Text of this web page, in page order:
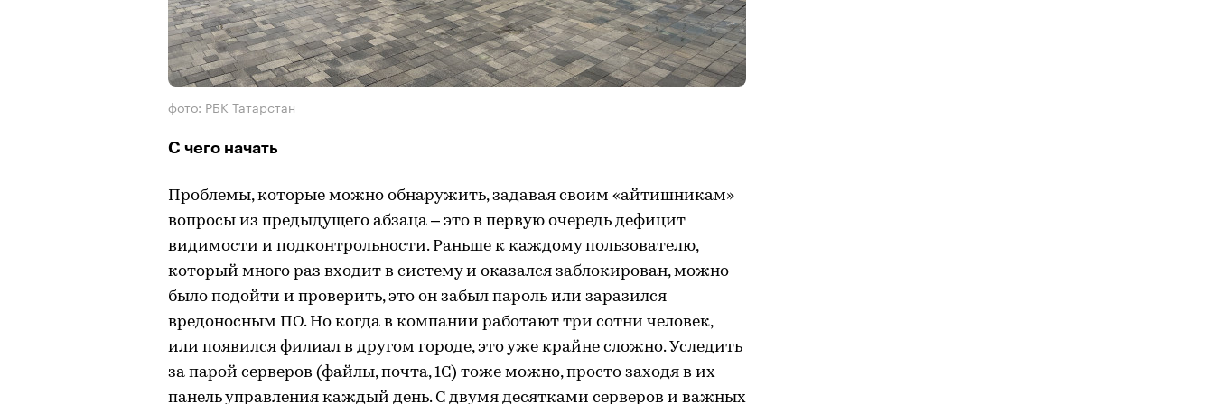
фото: РБК Татарстан
C чего начать
Проблемы, которые можно обнаружить, задавая своим «айтишникам»
вопросы из предыдущего абзаца – это в первую очередь дефицит
видимости и подконтрольности. Раньше к каждому пользователю,
который много раз входит в систему и оказался заблокирован, можно
было подойти и проверить, это он забыл пароль или заразился
вредоносным ПО. Но когда в компании работают три сотни человек,
или появился филиал в другом городе, это уже крайне сложно. Уследить
за парой серверов (файлы, почта, 1С) тоже можно, просто заходя в их
панель управления каждый день. С двумя десятками серверов и важных